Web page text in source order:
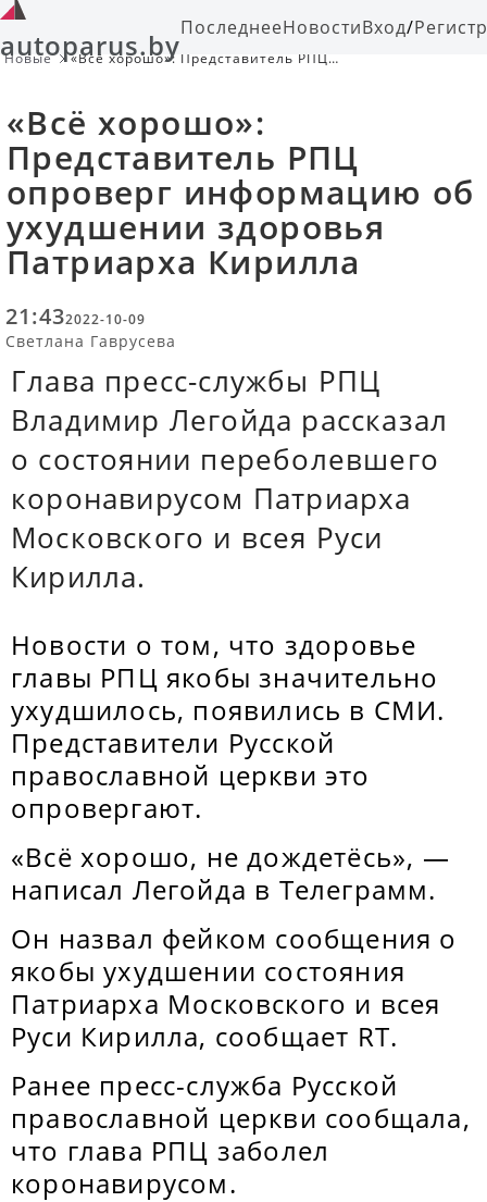
autoparus.byПоследнееНовостиВход/
Новые
«Всё хорошо»: Представитель РПЦ
Кирилла
«Всё хорошо»:
Представитель РПЦ
опроверг информацию об
ухудшении здоровья
Патриарха Кирилла
21:432022-10-09
Светлана Гаврусева
Глава пресс-службы РПЦ
Владимир Легойда рассказал
о состоянии переболевшего
коронавирусом Патриарха
Московского и всея Руси
Кирилла.
Новости о том, что здоровье
главы РПЦ якобы значительно
ухудшилось, появились в СМИ.
Представители Русской
православной церкви это
опровергают.
«Всё хорошо, не дождетёсь», —
написал Легойда в Телеграмм.
Он назвал фейком сообщения о
якобы ухудшении состояния
Патриарха Московского и всея
Руси Кирилла, сообщает RT.
Ранее пресс-служба Русской
православной церкви сообщала,
что глава РПЦ заболел
коронавирусом.